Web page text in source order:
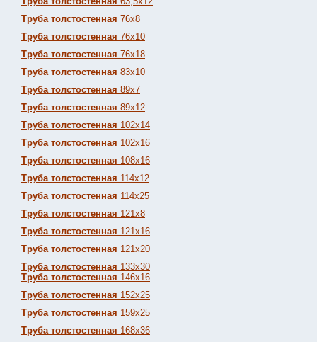
Труба толстостенная 76х8
Труба толстостенная 76х10
Труба толстостенная 76х18
Труба толстостенная 83х10
Труба толстостенная 89х7
Труба толстостенная 89х12
Труба толстостенная 102х14
Труба толстостенная 102х16
Труба толстостенная 108х16
Труба толстостенная 114х12
Труба толстостенная 114х25
Труба толстостенная 121х8
Труба толстостенная 121х16
Труба толстостенная 121х20
Труба толстостенная 133х30
Труба толстостенная 146х16
Труба толстостенная 152х25
Труба толстостенная 159х25
Труба толстостенная 168х36